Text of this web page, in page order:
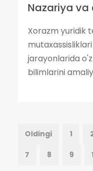
Nazariya
Xorazm yuridik
jarayonlarida
bilimlarini
Oldingi 1
7 8 9